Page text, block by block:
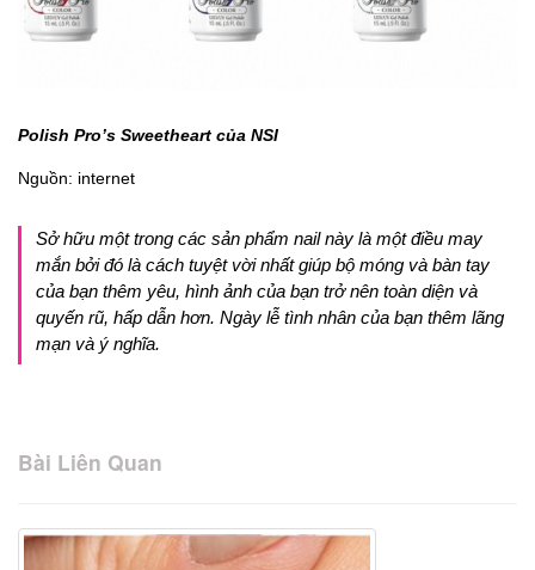
Polish Pro’s Sweetheart của NSI
Nguồn: internet
Sở hữu một trong các sản phẩm nail này là một điều may
mắn bởi đó là cách tuyệt vời nhất giúp bộ móng và bàn tay
của bạn thêm yêu, hình ảnh của bạn trở nên toàn diện và
quyến rũ, hấp dẫn hơn. Ngày lễ tình nhân của bạn thêm lãng
mạn và ý nghĩa.
Bài Liên Quan